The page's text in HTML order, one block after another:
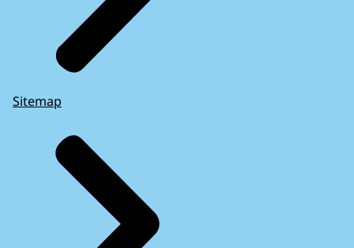
Sitemap